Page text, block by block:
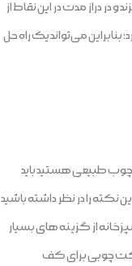
دراز مدت در این نقاط از
می‌تواند یک راه حل
چوب طبیعی هستید باید
نکته را در نظر داشته باشید
از گزینه های بسیار
چوبی برای کف